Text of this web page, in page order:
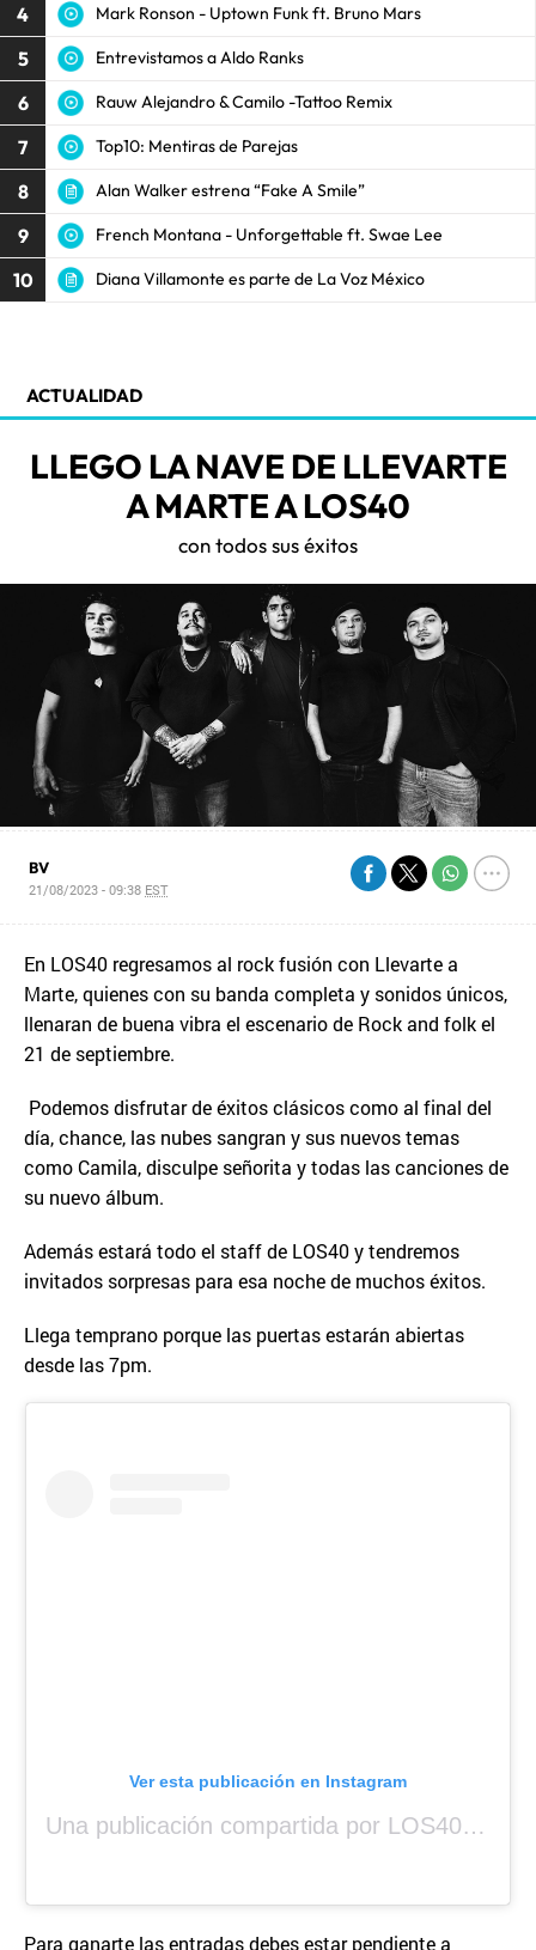
4 Mark Ronson - Uptown Funk ft. Bruno Mars
5 Entrevistamos a Aldo Ranks
6 Rauw Alejandro & Camilo -Tattoo Remix
7 Top10: Mentiras de Parejas
8 Alan Walker estrena “Fake A Smile”
9 French Montana - Unforgettable ft. Swae Lee
10 Diana Villamonte es parte de La Voz México
ACTUALIDAD
LLEGO LA NAVE DE LLEVARTE
A MARTE A LOS40
con todos sus éxitos
BV
21/08/2023 - 09:38 EST
En LOS40 regresamos al rock fusión con Llevarte a
Marte, quienes con su banda completa y sonidos únicos,
llenaran de buena vibra el escenario de Rock and folk el
21 de septiembre.
Podemos disfrutar de éxitos clásicos como al final del
día, chance, las nubes sangran y sus nuevos temas
como Camila, disculpe señorita y todas las canciones de
su nuevo álbum.
Además estará todo el staff de LOS40 y tendremos
invitados sorpresas para esa noche de muchos éxitos.
Llega temprano porque las puertas estarán abiertas
desde las 7pm.
Ver esta publicación en Instagram
Una publicación compartida por LOS40 Panamá (@los40panama)
Para ganarte las entradas debes estar pendiente a